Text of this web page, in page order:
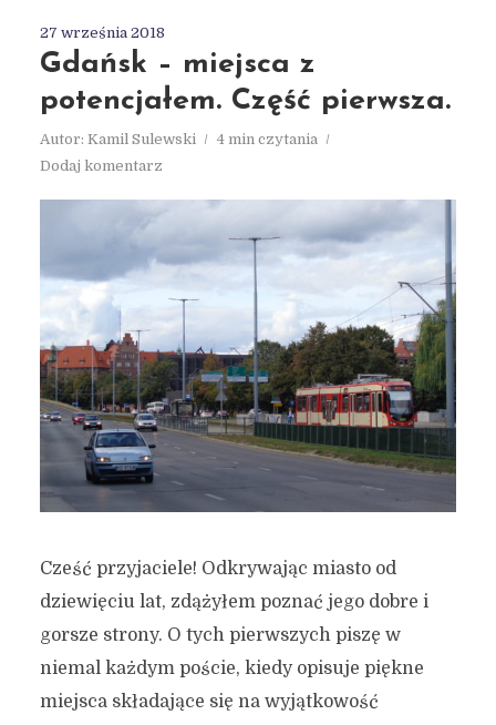
27 września 2018
Gdańsk – miejsca z
potencjałem. Część pierwsza.
Autor: Kamil Sulewski
4 min czytania
Dodaj komentarz
Cześć przyjaciele! Odkrywając miasto od
dziewięciu lat, zdążyłem poznać jego dobre i
gorsze strony. O tych pierwszych piszę w
niemal każdym poście, kiedy opisuje piękne
miejsca składające się na wyjątkowość